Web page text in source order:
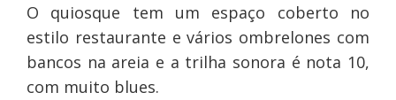
O quiosque tem um espaço coberto no
estilo restaurante e vários ombrelones com
bancos na areia e a trilha sonora é nota 10,
com muito blues.